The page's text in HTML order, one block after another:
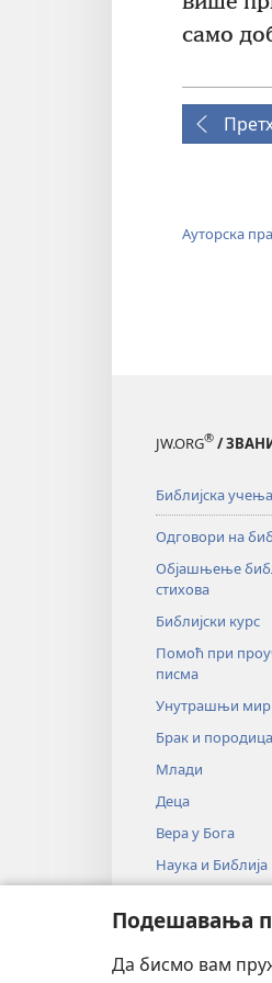
Подешавања
Да бисмо вам
само
Ауторска
JW.ORG® /
Библијска учења
Одговори на
Објашњење
стихова
Библијски курс
Помоћ при
писма
Унутрашњи мир
Брак и породица
Млади
Деца
Вера у Бога
Наука и Библија